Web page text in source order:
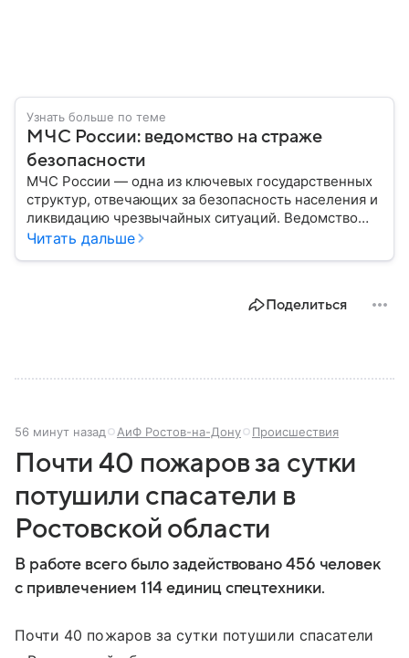
Узнать больше по теме
МЧС России: ведомство на страже
безопасности
МЧС России — одна из ключевых государственных
структур, отвечающих за безопасность населения и
ликвидацию чрезвычайных ситуаций. Ведомство
играет важную роль в защите граждан от
задачи выполняет и какую роль играет в
Читать дальше
Поделиться
56 минут назад АиФ Ростов-на-Дону Происшествия
Почти 40 пожаров за сутки
потушили спасатели в
Ростовской области
В работе всего было задействовано 456 человек
с привлечением 114 единиц спецтехники.
Почти 40 пожаров за сутки потушили спасатели